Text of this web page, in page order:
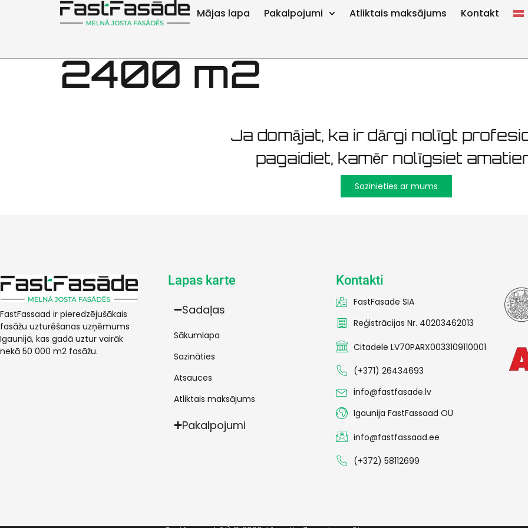
Mājas lapa Pakalpojumi Atliktais maksājums Kontakt
Fasādes uzturēšana
2400 m2
Ja domājat, ka ir dārgi nolīgt
pagaidiet, kamēr nolīgsiet
Sazinieties ar mums
FastFassaad ir pieredzējušākais
fasāžu uzturēšanas uzņēmums
Igaunijā, kas gadā uztur vairāk
nekā 50 000 m2 fasāžu.
Lapas karte
Sadaļas
Sākumlapa
Sazināties
Atsauces
Atliktais maksājums
Pakalpojumi
Kontakti
FastFasade SIA
Reģistrācijas Nr. 40203462013
Citadele LV70PARX0033109110001
(+371) 26434693
info@fastfasade.lv
Igaunija FastFassaad OÜ
info@fastfassaad.ee
(+372) 58112699